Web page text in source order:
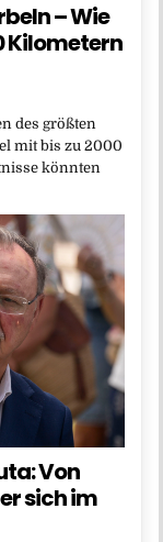
– Wie
Kilometern
des größten
mit bis zu 2000
könnten
Von
sich im